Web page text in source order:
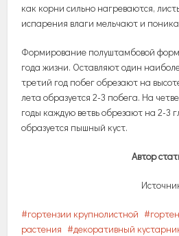
как корни сильно нагреваются,
испарения влаги мельчают и
Формирование полуштамбовой
года жизни. Оставляют один
третий год побег обрезают на
лета образуется 2-3 побега. На
годы каждую ветвь обрезают на 2-3
образуется пышный куст.
Автор
гортензии крупнолистной
растения
декоративный